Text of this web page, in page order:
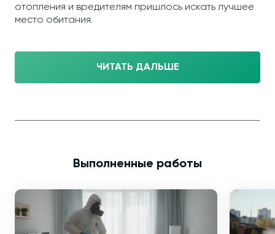
отопления и вредителям пришлось искать лучшее
место обитания.
ЧИТАТЬ ДАЛЬШЕ
Выполненные работы